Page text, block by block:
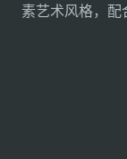
素艺术风格，